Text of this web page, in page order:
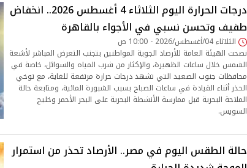
درجات الحرارة اليوم الثلاثاء 4 أغسطس 2026.. انخفاض
طفيف وتحسن نسبي في الأجواء بالقاهرة
الثلاثاء 04/أغسطس/2026 - 10:00 ص
نصحت الهيئة العامة للأرصاد الجوية المواطنين بتجنب التعرض المباشر لأشعة
الشمس خلال ساعات الظهيرة، والإكثار من شرب المياه والسوائل، خاصة في
محافظات جنوب الصعيد التي تشهد درجات حرارة مرتفعة للغاية، مع توخي
الحذر أثناء القيادة في ساعات الصباح بسبب الشبورة المائية، ومتابعة حالة
الملاحة البحرية قبل ممارسة الأنشطة البحرية على البحر الأحمر وخليج
السويس.
حالة الطقس اليوم في مصر.. الأرصاد تحذر من استمرار